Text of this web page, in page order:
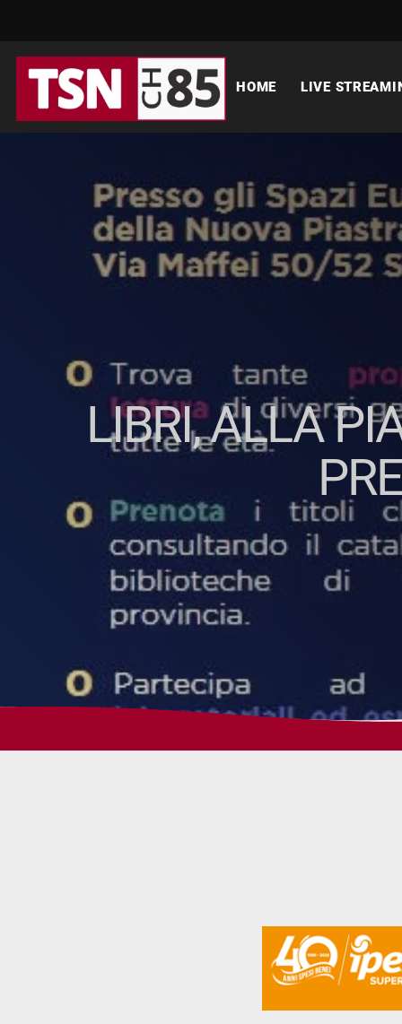
HOME LIVE
LIBRI, ALLA